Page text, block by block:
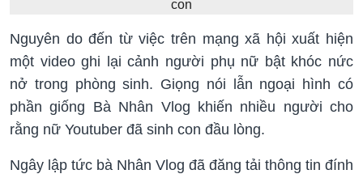
con
Nguyên do đến từ việc trên mạng xã hội xuất hiện
một video ghi lại cảnh người phụ nữ bật khóc nức
nở trong phòng sinh. Giọng nói lẫn ngoại hình có
phần giống Bà Nhân Vlog khiến nhiều người cho
rằng nữ Youtuber đã sinh con đầu lòng.
Ngây lập tức bà Nhân Vlog đã đăng tải thông tin đính